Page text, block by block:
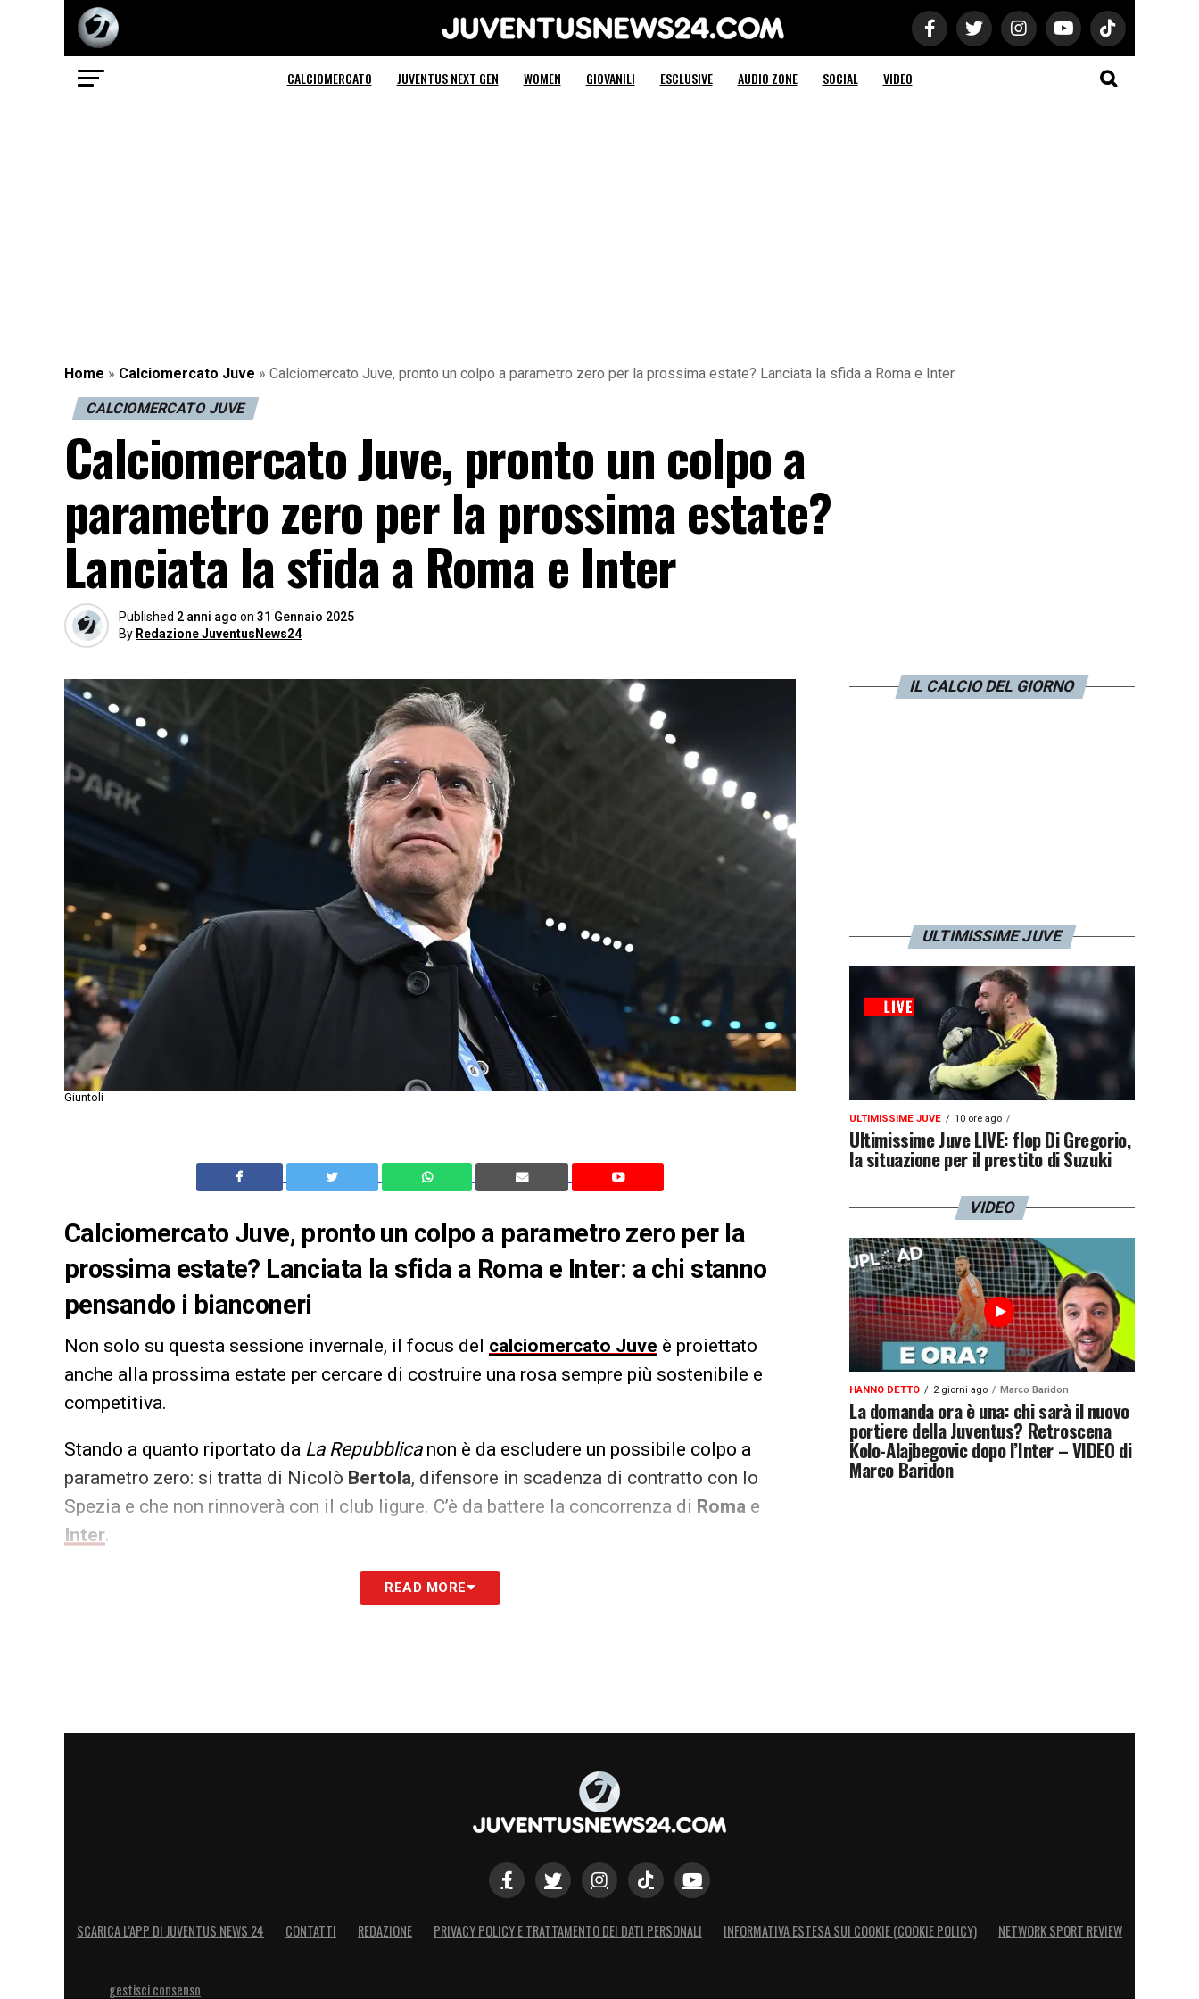
Juventus News 24
CALCIOMERCATO JUVENTUS NEXT GEN WOMEN GIOVANILI ESCLUSIVE AUDIO ZONE SOCIAL VIDEO
Home » Calciomercato Juve » Calciomercato Juve, pronto un colpo a parametro zero per la prossima estate? Lanciata la sfida a Roma e Inter
CALCIOMERCATO JUVE
Calciomercato Juve, pronto un colpo a
parametro zero per la prossima estate?
Lanciata la sfida a Roma e Inter
Published 2 anni ago on 31 Gennaio 2025
By Redazione JuventusNews24
Giuntoli
Calciomercato Juve, pronto un colpo a parametro zero per la
prossima estate? Lanciata la sfida a Roma e Inter: a chi stanno
pensando i bianconeri
Non solo su questa sessione invernale, il focus del calciomercato Juve è proiettato
anche alla prossima estate per cercare di costruire una rosa sempre più sostenibile e
competitiva.
Stando a quanto riportato da La Repubblicanon è da escludere un possibile colpo a
parametro zero: si tratta di Nicolò Bertola, difensore in scadenza di contratto con lo
Spezia e che non rinnoverà con il club ligure. C’è da battere la concorrenza di Roma e
Inter.
LA PLAYLIST DELLE NOSTRE TOP NEWSREAD MORE
IL CALCIO DEL GIORNO
ULTIMISSIME JUVE
ULTIMISSIME JUVE 10 ore ago
Ultimissime Juve LIVE: flop Di Gregorio,
la situazione per il prestito di Suzuki
VIDEO
HANNO DETTO 2 giorni ago Marco Baridon
La domanda ora è una: chi sarà il nuovo
portiere della Juventus? Retroscena
Kolo-Alajbegovic dopo l’Inter – VIDEO di
Marco Baridon
SCARICA L’APP DI JUVENTUS NEWS 24 CONTATTI REDAZIONE PRIVACY POLICY E TRATTAMENTO DEI DATI PERSONALI INFORMATIVA ESTESA SUI COOKIE (COOKIE POLICY) NETWORK SPORT REVIEW
gestisci consenso